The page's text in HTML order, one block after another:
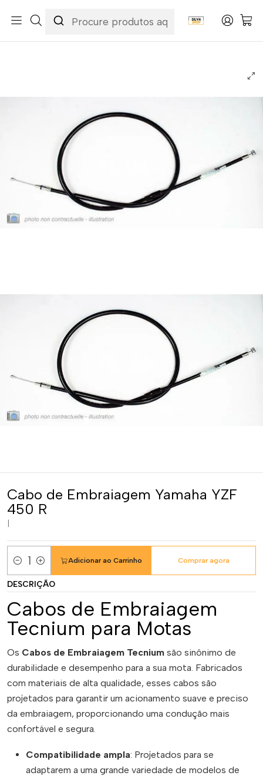
Acessórios & Personalização
Cabos
Cabos de Embraiagem
Cabo de Embraiagem Yamaha YZF 450 R
Cabo de Embraiagem Yamaha YZF
450 R
Quantidade
Adicionar ao Carrinho Comprar agora
DESCRIÇÃO
Cabos de Embraiagem
Tecnium para Motas
Os Cabos de Embraiagem Tecnium são sinônimo de
durabilidade e desempenho para a sua mota. Fabricados
com materiais de alta qualidade, esses cabos são
projetados para garantir um acionamento suave e preciso
da embraiagem, proporcionando uma condução mais
confortável e segura.
Compatibilidade ampla: Projetados para se
adaptarem a uma grande variedade de modelos de